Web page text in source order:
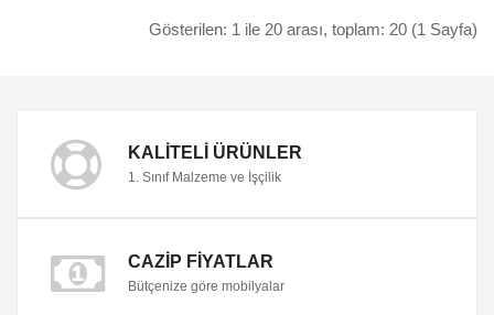
Gösterilen: 1 ile 20 arası, toplam: 20 (1 Sayfa)
KALITELI ÜRÜNLER
1. Sınıf Malzeme ve İşçilik
CAZIP FIYATLAR
Bütçenize göre mobilyalar